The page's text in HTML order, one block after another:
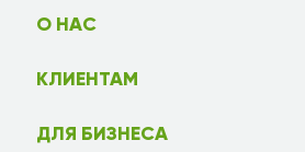
О НАС
КЛИЕНТАМ
ДЛЯ БИЗНЕСА